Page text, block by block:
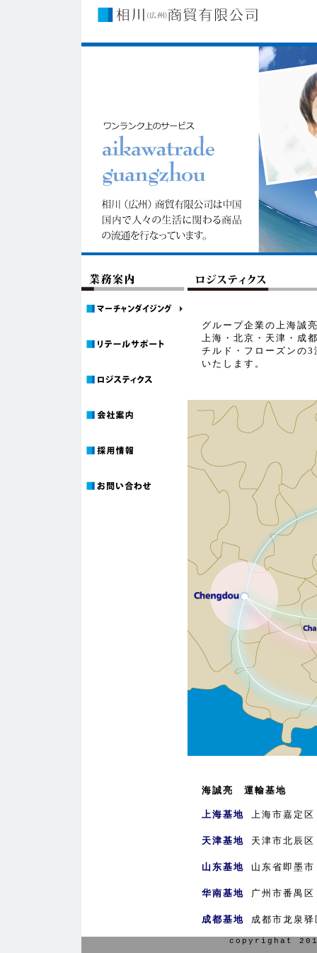
グループ企業の上海誠
上海・北京・天津・成
チルド・フローズンの
いたします。
海誠亮 運輸基地
上海基地 上海市嘉定区
天津基地 天津市北辰区
山东基地 山东省即墨市
华南基地 广州市番禺区
成都基地 成都市龙泉驿
copyrighat